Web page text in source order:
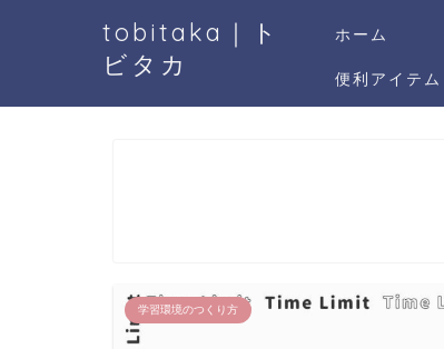
tobitaka｜ト
ビタカ
ホーム
便利アイテム
学習環境のつくり方